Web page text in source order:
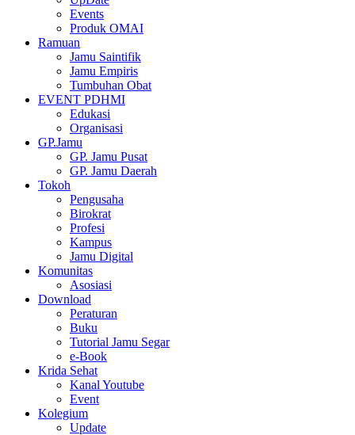
Events
Produk OMAI
Ramuan
Jamu Saintifik
Jamu Empiris
Tumbuhan Obat
EVENT PDHMI
Edukasi
Organisasi
GP.Jamu
GP. Jamu Pusat
GP. Jamu Daerah
Tokoh
Pengusaha
Birokrat
Profesi
Kampus
Jamu Digital
Komunitas
Asosiasi
Download
Peraturan
Buku
Tutorial Jamu Segar
e-Book
Krida Sehat
Kanal Youtube
Event
Kolegium
Update